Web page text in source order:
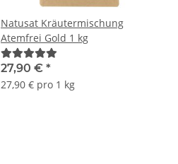
Natusat Kräutermischung
Atemfrei Gold 1 kg
27,90 € *
27,90 € pro 1 kg